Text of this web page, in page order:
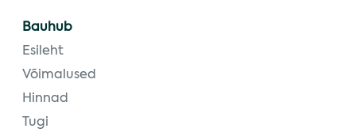
Bauhub
Esileht
Võimalused
Hinnad
Tugi